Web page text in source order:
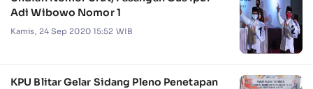
Adi Wibowo Nomor 1
Kamis, 24 Sep 2020 15:52 WIB
KPU Blitar Gelar Sidang Pleno Penetapan